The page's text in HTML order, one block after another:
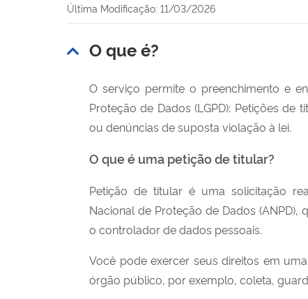
Última Modificação: 11/03/2026
O que é?
O serviço permite o preenchimento e
Proteção de Dados (LGPD): Petições de
ou denúncias de suposta violação à lei.
O que é uma petição de titular?
Petição de titular é uma solicitação
Nacional de Proteção de Dados (ANPD),
o controlador de dados pessoais.
Você pode exercer seus direitos em
órgão público, por exemplo, coleta,